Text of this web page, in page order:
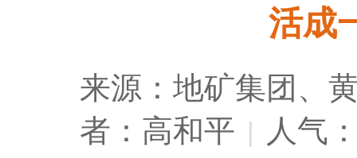
活成
来源：地矿集团、
者：高和平 | 人气